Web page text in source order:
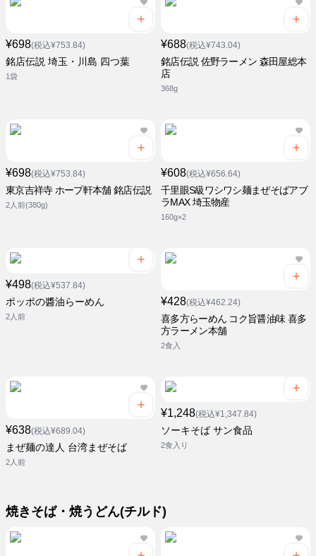
¥698(税込¥753.84)
銘店伝説 埼玉・川島 四つ葉
1袋
¥688(税込¥743.04)
銘店伝説 佐野ラーメン 森田屋総本
店
368g
¥698(税込¥753.84)
東京吉祥寺 ホープ軒本舗 銘店伝説
2人前(380g)
¥608(税込¥656.64)
千里眼S級ワシワシ麺まぜそばアブ
ラMAX 埼玉物産
160g×2
¥498(税込¥537.84)
ポッポの醬油らーめん
2人前
¥428(税込¥462.24)
喜多方らーめん コク旨醤油味 喜多
方ラーメン本舗
2食入
¥638(税込¥689.04)
まぜ麺の達人 台湾まぜそば
2人前
¥1,248(税込¥1,347.84)
ソーキそば サン食品
2食入り
焼きそば・焼うどん(チルド)